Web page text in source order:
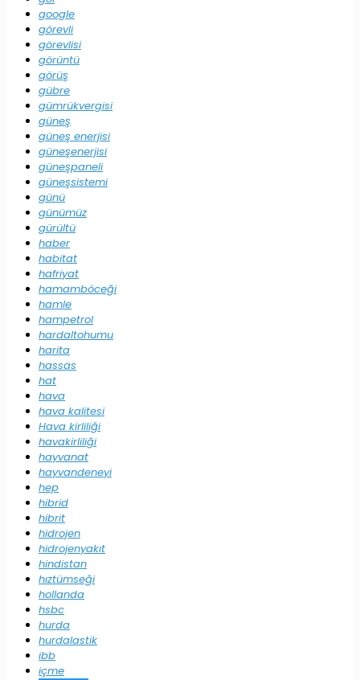
google
görevli
görevlisi
görüntü
görüş
gübre
gümrükvergisi
güneş
güneş enerjisi
güneşenerjisi
güneşpaneli
güneşsistemi
günü
günümüz
gürültü
haber
habitat
hafriyat
hamamböceği
hamle
hampetrol
hardaltohumu
harita
hassas
hat
hava
hava kalitesi
Hava kirliliği
havakirliliği
hayvanat
hayvandeneyi
hep
hibrid
hibrit
hidrojen
hidrojenyakıt
hindistan
hıztümseği
hollanda
hsbc
hurda
hurdalastik
ibb
içme